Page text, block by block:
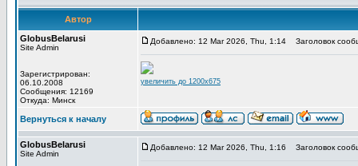
Автор
GlobusBelarusi
Site Admin
Зарегистрирован:
06.10.2008
Сообщения: 12169
Откуда: Минск
Добавлено: 12 Mar 2026, Thu, 1:14 Заголовок
увеличить до 1200x675
Вернуться к началу
GlobusBelarusi
Site Admin
Добавлено: 12 Mar 2026, Thu, 1:16 Заголовок